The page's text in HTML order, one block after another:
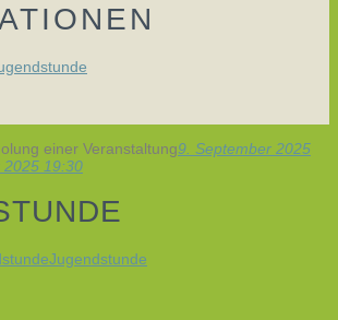
einer Veranstaltung9. September 2025
2025 19:30
Jugendstunde